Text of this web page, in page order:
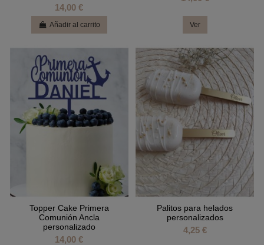
14,00 €
Añadir al carrito Ver
Topper Cake Primera
Comunión Ancla
personalizado
14,00 €
Palitos para helados
personalizados
4,25 €